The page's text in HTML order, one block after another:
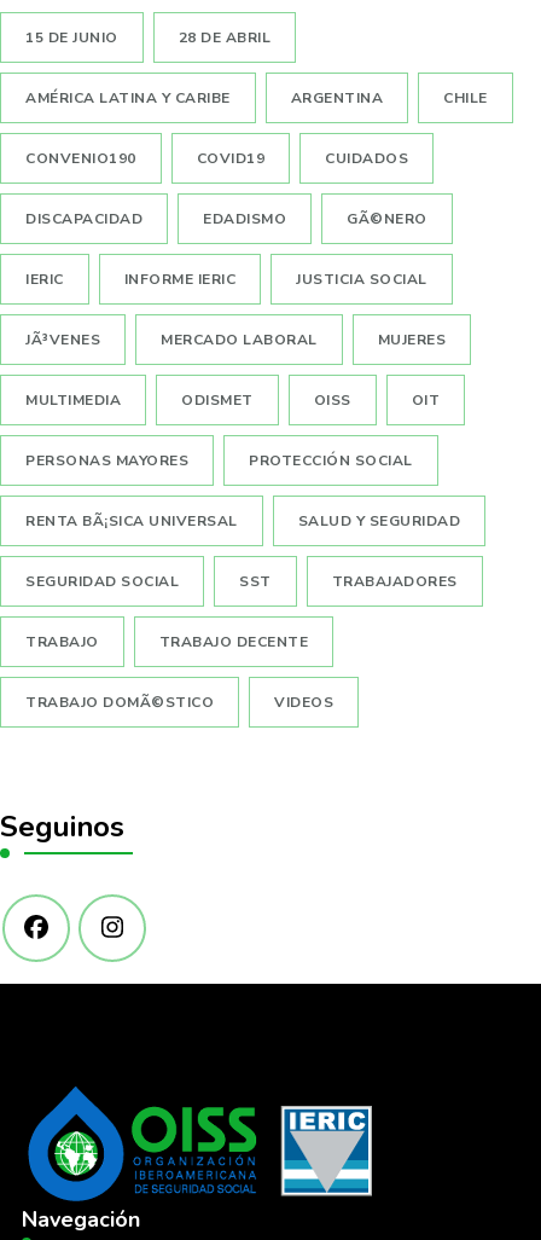
15 DE JUNIO 28 DE ABRIL
AMÉRICA LATINA Y CARIBE ARGENTINA CHILE
CONVENIO190 COVID19 CUIDADOS
DISCAPACIDAD EDADISMO GÃ©NERO
IERIC INFORME IERIC JUSTICIA SOCIAL
JÃ³VENES MERCADO LABORAL MUJERES
MULTIMEDIA ODISMET OISS OIT
PERSONAS MAYORES PROTECCIÓN SOCIAL
RENTA BÃ¡SICA UNIVERSAL SALUD Y SEGURIDAD
SEGURIDAD SOCIAL SST TRABAJADORES
TRABAJO TRABAJO DECENTE
TRABAJO DOMÃ©STICO VIDEOS
Seguinos
Navegación